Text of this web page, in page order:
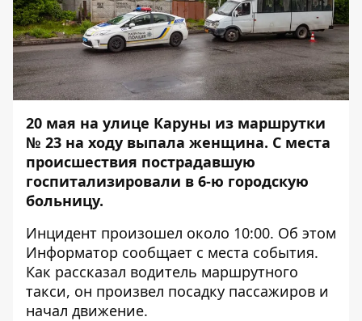
20 мая на улице Каруны из маршрутки
№ 23 на ходу выпала женщина. С места
происшествия пострадавшую
госпитализировали в 6-ю городскую
больницу.
Инцидент произошел около 10:00. Об этом
Информатор сообщает с места события.
Как рассказал водитель маршрутного
такси, он произвел посадку пассажиров и
начал движение.